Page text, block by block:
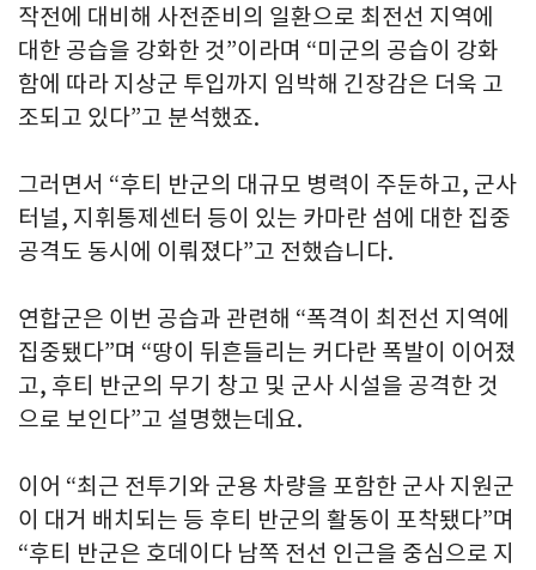
작전에 대비해 사전준비의 일환으로 최전선 지역에
대한 공습을 강화한 것”이라며 “미군의 공습이 강화
함에 따라 지상군 투입까지 임박해 긴장감은 더욱 고
조되고 있다”고 분석했죠.
그러면서 “후티 반군의 대규모 병력이 주둔하고, 군사
터널, 지휘통제센터 등이 있는 카마란 섬에 대한 집중
공격도 동시에 이뤄졌다”고 전했습니다.
연합군은 이번 공습과 관련해 “폭격이 최전선 지역에
집중됐다”며 “땅이 뒤흔들리는 커다란 폭발이 이어졌
고, 후티 반군의 무기 창고 및 군사 시설을 공격한 것
으로 보인다”고 설명했는데요.
이어 “최근 전투기와 군용 차량을 포함한 군사 지원군
이 대거 배치되는 등 후티 반군의 활동이 포착됐다”며
“후티 반군은 호데이다 남쪽 전선 인근을 중심으로 지